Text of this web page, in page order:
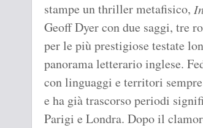
stampe un thriller metafisico,
Geoff Dyer con due saggi, tre
per le più prestigiose testate
panorama letterario inglese.
con linguaggi e territori
e ha già trascorso periodi
Parigi e Londra. Dopo il